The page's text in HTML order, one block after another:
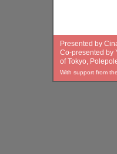
Presented by
Co-presented by
of Tokyo,
With support from